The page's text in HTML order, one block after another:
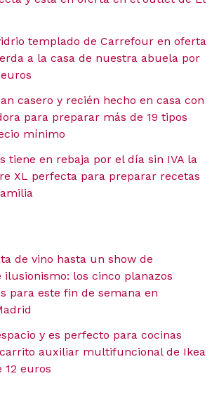
templado de Carrefour en oferta
a la casa de nuestra abuela por
casero y recién hecho en casa con
para preparar más de 19 tipos
mínimo
tiene en rebaja por el día sin IVA la
XL perfecta para preparar recetas
de vino hasta un show de
ilusionismo: los cinco planazos
para este fin de semana en
y es perfecto para cocinas
auxiliar multifuncional de Ikea
12 euros